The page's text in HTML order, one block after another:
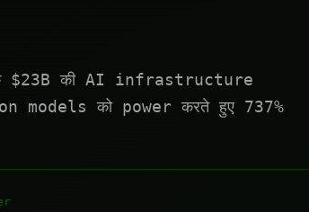
$23B की AI infrastructure
models को power करते हुए 737%